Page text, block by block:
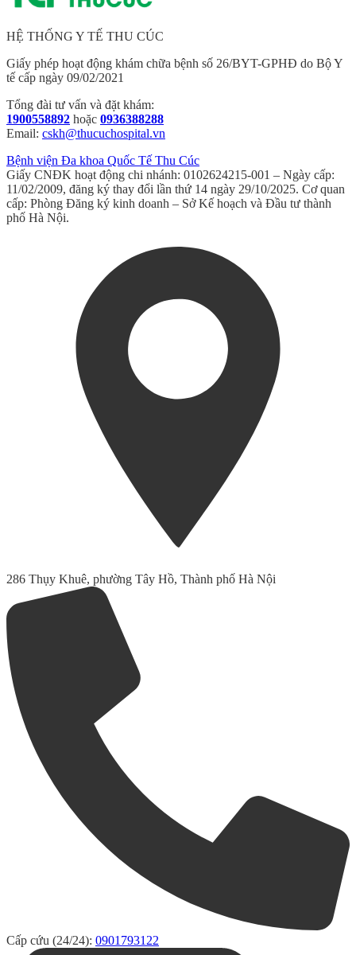
HỆ THỐNG Y TẾ THU CÚC
Giấy phép hoạt động khám chữa bệnh số 26/BYT-GPHĐ do Bộ Y
tế cấp ngày 09/02/2021
Tổng đài tư vấn và đặt khám:
1900558892 hoặc 0936388288
Email: cskh@thucuchospital.vn
Bệnh viện Đa khoa Quốc Tế Thu Cúc
Giấy CNĐK hoạt động chi nhánh: 0102624215-001 – Ngày cấp:
11/02/2009, đăng ký thay đổi lần thứ 14 ngày 29/10/2025. Cơ quan
cấp: Phòng Đăng ký kinh doanh – Sở Kế hoạch và Đầu tư thành
phố Hà Nội.
286 Thụy Khuê, phường Tây Hồ, Thành phố Hà Nội
Cấp cứu (24/24): 0901793122